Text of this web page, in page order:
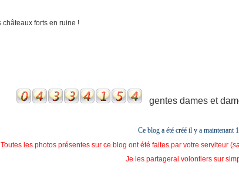
gentes dames et
Ce blog a été créé il y a maintenant
Toutes les photos présentes sur ce blog ont été faites par votre serviteur (
Je les partagerai volontiers sur